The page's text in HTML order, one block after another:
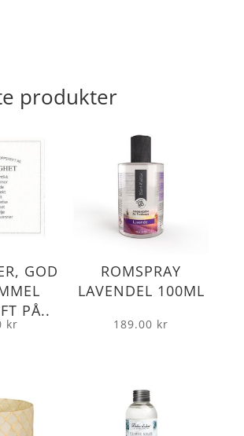
produkter
GOD
PÅ..
kr
ROMSPRAY
LAVENDEL 100ML
189.00 kr